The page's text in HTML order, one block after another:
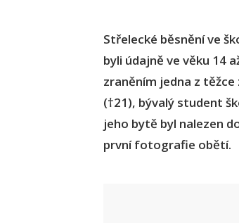
Střelecké běsnění ve
byli údajně ve věku 14
zraněním jedna z
(†21), bývalý student
jeho bytě byl nalezen
první fotografie obětí.